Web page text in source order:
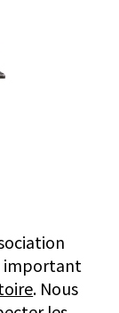
important
. Nous